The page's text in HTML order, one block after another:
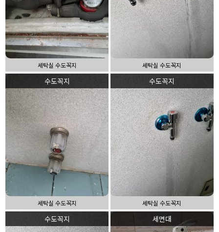
세탁실 수도꼭지 세탁실 수도꼭지
수도꼭지
세탁실 수도꼭지
수도꼭지
세탁실 수도꼭지
수도꼭지 세면대